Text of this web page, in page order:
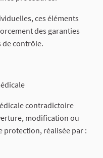
ces éléments
des garanties
de contrôle.
contradictoire
modification ou
protection, réalisée par :